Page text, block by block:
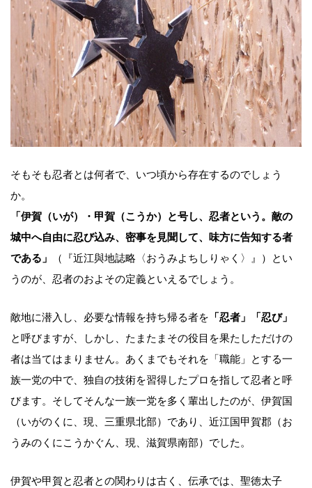
そもそも忍者とは何者で、いつ頃から存在するのでしょう
か。
「伊賀（いが）・甲賀（こうか）と号し、忍者という。敵の
城中へ自由に忍び込み、密事を見聞して、味方に告知する者
である」
（『近江與地誌略〈おうみよちしりゃく〉』）とい
うのが、忍者のおよその定義といえるでしょう。
敵地に潜入し、必要な情報を持ち帰る者を 「忍者」「忍び」
と呼びますが、しかし、たまたまその役目を果たしただけの
者は当てはまりません。あくまでもそれを「職能」とする一
族一党の中で、独自の技術を習得したプロを指して忍者と呼
びます。そしてそんな一族一党を多く輩出したのが、伊賀国
（いがのくに、現、三重県北部）であり、近江国甲賀郡（お
うみのくにこうかぐん、現、滋賀県南部）でした。
伊賀や甲賀と忍者との関わりは古く、伝承では、聖徳太子